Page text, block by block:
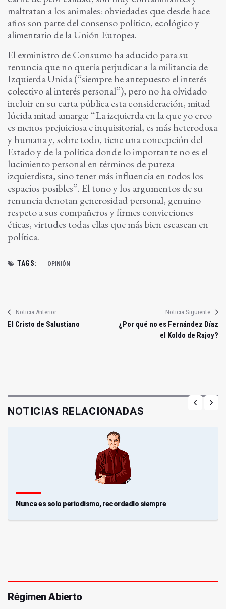
maltratan a los animales: obviedades que desde hace
años son parte del consenso político, ecológico y
alimentario de la Unión Europea.
El exministro de Consumo ha aducido para su
renuncia que no quería perjudicar a la militancia de
Izquierda Unida (“siempre he antepuesto el interés
colectivo al interés personal”), pero no ha olvidado
incluir en su carta pública esta consideración, mitad
lúcida mitad amarga: “La izquierda en la que yo creo
es menos prejuiciosa e inquisitorial, es más heterodoxa
y humana y, sobre todo, tiene una concepción del
Estado y de la política donde lo importante no es el
lucimiento personal en términos de pureza
izquierdista, sino tener más influencia en todos los
espacios posibles”. El tono y los argumentos de su
renuncia denotan generosidad personal, genuino
respeto a sus compañeros y firmes convicciones
éticas, virtudes todas ellas que más bien escasean en
política.
TAGS: OPINIÓN
Noticia Anterior
El Cristo de Salustiano
Noticia Siguiente
¿Por qué no es Fernández Díaz
el Koldo de Rajoy?
NOTICIAS RELACIONADAS
Nunca es solo periodismo, recordadlo siempre
Régimen Abierto